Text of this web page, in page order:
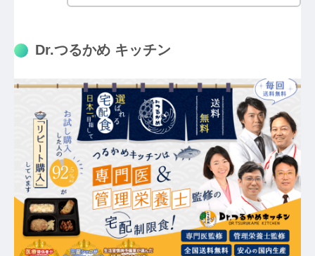
Dr.つるかめ キッチン